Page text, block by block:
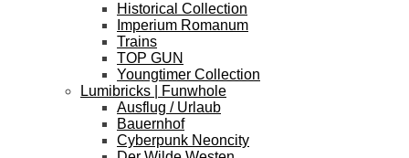
Historical Collection
Imperium Romanum
Trains
TOP GUN
Youngtimer Collection
Lumibricks | Funwhole
Ausflug / Urlaub
Bauernhof
Cyberpunk Neoncity